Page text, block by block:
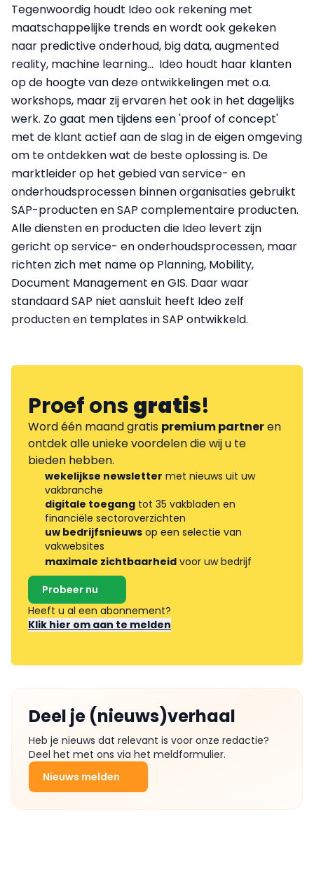
Tegenwoordig houdt Ideo ook rekening met
maatschappelijke trends en wordt ook gekeken
naar predictive onderhoud, big data, augmented
reality, machine learning... Ideo houdt haar klanten
op de hoogte van deze ontwikkelingen met o.a.
workshops, maar zij ervaren het ook in het dagelijks
werk. Zo gaat men tijdens een 'proof of concept'
met de klant actief aan de slag in de eigen omgeving
om te ontdekken wat de beste oplossing is. De
marktleider op het gebied van service- en
onderhoudsprocessen binnen organisaties gebruikt
SAP-producten en SAP complementaire producten.
Alle diensten en producten die Ideo levert zijn
gericht op service- en onderhoudsprocessen, maar
richten zich met name op Planning, Mobility,
Document Management en GIS. Daar waar
standaard SAP niet aansluit heeft Ideo zelf
producten en templates in SAP ontwikkeld.
Proef onsgratis!
Word één maand gratis premium partneren
ontdek alle unieke voordelen die wij u te
bieden hebben.
wekelijkse newsletter met nieuws uit uw
vakbranche
digitale toegang tot 35 vakbladen en
financiële sectoroverzichten
uw bedrijfsnieuws op een selectie van
vakwebsites
maximale zichtbaarheid voor uw bedrijf
Probeer nu
Heeft u al een abonnement?
Klik hier om aan te melden
Deel je (nieuws)verhaal
Heb je nieuws dat relevant is voor onze redactie?
Deel het met ons via het meldformulier.
Nieuws melden